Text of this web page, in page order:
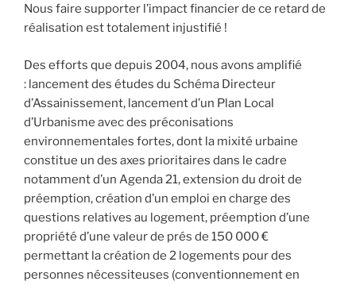
Nous faire supporter l’impact financier de ce retard de
réalisation est totalement injustifié !
Des efforts que depuis 2004, nous avons amplifié
: lancement des études du Schéma Directeur
d’Assainissement, lancement d’un Plan Local
d’Urbanisme avec des préconisations
environnementales fortes, dont la mixité urbaine
constitue un des axes prioritaires dans le cadre
notamment d’un Agenda 21, extension du droit de
préemption, création d’un emploi en charge des
questions relatives au logement, préemption d’une
propriété d’une valeur de prés de 150 000 €
permettant la création de 2 logements pour des
personnes nécessiteuses (conventionnement en